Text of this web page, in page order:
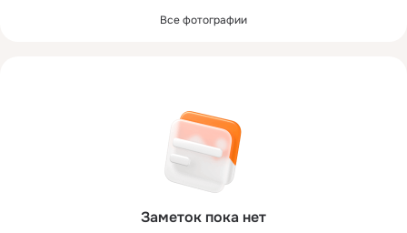
Все фотографии
Заметок пока нет